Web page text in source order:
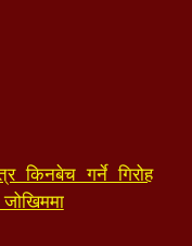
किनबेच गर्ने गिरोह